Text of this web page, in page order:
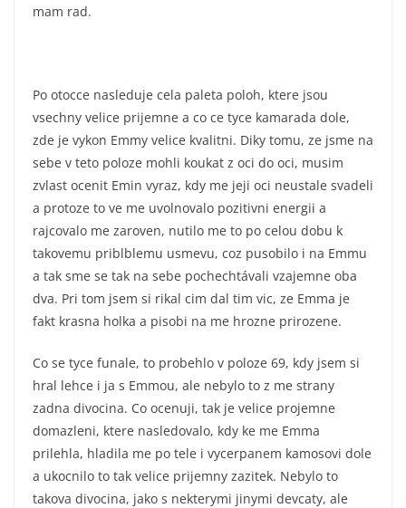
mam rad.
Po otocce nasleduje cela paleta poloh, ktere jsou
vsechny velice prijemne a co ce tyce kamarada dole,
zde je vykon Emmy velice kvalitni. Diky tomu, ze jsme na
sebe v teto poloze mohli koukat z oci do oci, musim
zvlast ocenit Emin vyraz, kdy me jeji oci neustale svadeli
a protoze to ve me uvolnovalo pozitivni energii a
rajcovalo me zaroven, nutilo me to po celou dobu k
takovemu priblblemu usmevu, coz pusobilo i na Emmu
a tak sme se tak na sebe pochechtávali vzajemne oba
dva. Pri tom jsem si rikal cim dal tim vic, ze Emma je
fakt krasna holka a pisobi na me hrozne prirozene.
Co se tyce funale, to probehlo v poloze 69, kdy jsem si
hral lehce i ja s Emmou, ale nebylo to z me strany
zadna divocina. Co ocenuji, tak je velice projemne
domazleni, ktere nasledovalo, kdy ke me Emma
prilehla, hladila me po tele i vycerpanem kamosovi dole
a ukocnilo to tak velice prijemny zazitek. Nebylo to
takova divocina, jako s nekterymi jinymi devcaty, ale